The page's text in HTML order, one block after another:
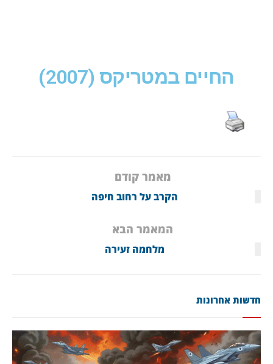
החיים במטריקס (2007)
מאמר קודם
הקרב על רחוב חיפה
המאמר הבא
מלחמה זעירה
חדשות אחרונות